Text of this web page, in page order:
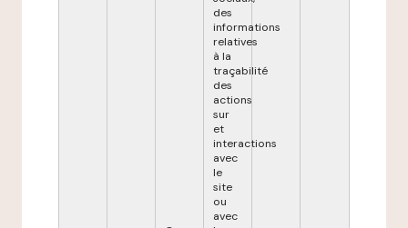
des
informations
relatives
à la
traçabilité
des
actions
sur
et
interactions
avec
le
site
ou
avec